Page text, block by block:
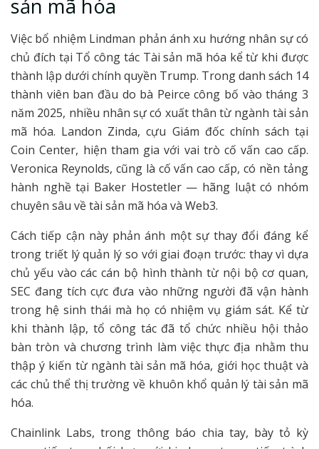
sản mã hóa
Việc bổ nhiệm Lindman phản ánh xu hướng nhân sự có
chủ đích tại Tổ công tác Tài sản mã hóa kể từ khi được
thành lập dưới chính quyền Trump. Trong danh sách 14
thành viên ban đầu do bà Peirce công bố vào tháng 3
năm 2025, nhiều nhân sự có xuất thân từ ngành tài sản
mã hóa. Landon Zinda, cựu Giám đốc chính sách tại
Coin Center, hiện tham gia với vai trò cố vấn cao cấp.
Veronica Reynolds, cũng là cố vấn cao cấp, có nền tảng
hành nghề tại Baker Hostetler — hãng luật có nhóm
chuyên sâu về tài sản mã hóa và Web3.
Cách tiếp cận này phản ánh một sự thay đổi đáng kể
trong triết lý quản lý so với giai đoạn trước: thay vì dựa
chủ yếu vào các cán bộ hình thành từ nội bộ cơ quan,
SEC đang tích cực đưa vào những người đã vận hành
trong hệ sinh thái mà họ có nhiệm vụ giám sát. Kể từ
khi thành lập, tổ công tác đã tổ chức nhiều hội thảo
bàn tròn và chương trình làm việc thực địa nhằm thu
thập ý kiến từ ngành tài sản mã hóa, giới học thuật và
các chủ thể thị trường về khuôn khổ quản lý tài sản mã
hóa.
Chainlink Labs, trong thông báo chia tay, bày tỏ kỳ